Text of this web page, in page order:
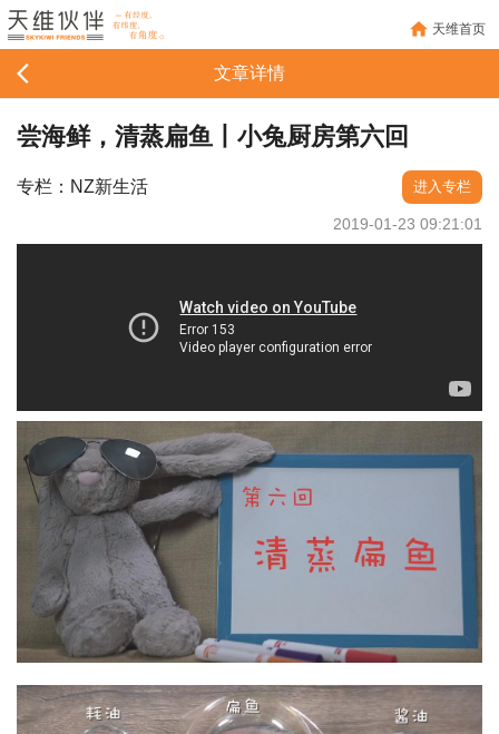
天维首页
文章详情
尝海鲜，清蒸扁鱼丨小兔厨房第六回
专栏：NZ新生活 进入专栏
2019-01-23 09:21:01